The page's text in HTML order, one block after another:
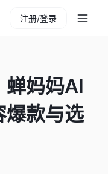
注册/登录
蝉妈妈AI
爆款与选